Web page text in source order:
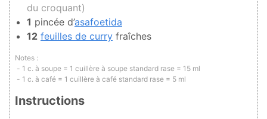
du croquant)
1 pincée d’asafoetida
12 feuilles de curry fraîches
Notes :
1 c. à soupe = 1 cuillère à soupe standard rase = 15 ml
1 c. à café = 1 cuillère à café standard rase = 5 ml
Instructions